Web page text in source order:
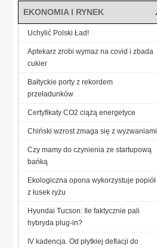
EKONOMIA I RYNEK
Uchylić Polski Ład!
Aptekarz zrobi wymaz na covid i zbada
cukier
Bałtyckie porty z rekordem
przeładunków
Certyfikaty CO2 ciążą energetyce
Chiński wzrost zmaga się z wyzwaniami
Czy mamy do czynienia ze startupową
bańką
Ekologiczna opona wykorzystuje popiół
z łusek ryżu
Hyundai Tucson: Ile faktycznie pali
hybryda plug-in?
IV kadencja. Od płytkiej deflacji do